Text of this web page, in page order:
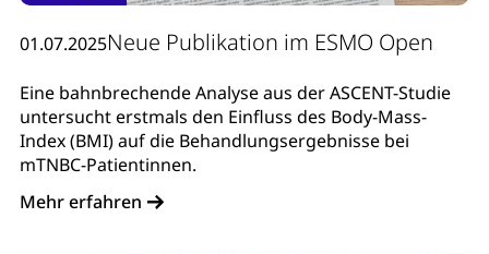
01.07.2025Neue Publikation im ESMO Open
Eine bahnbrechende Analyse aus der ASCENT-Studie
untersucht erstmals den Einfluss des Body-Mass-
Index (BMI) auf die Behandlungsergebnisse bei
mTNBC-Patientinnen.
Mehr erfahren